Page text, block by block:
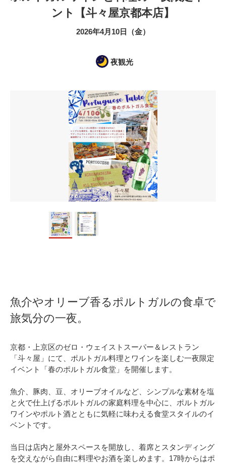
ント【斗々屋京都本店】
2026年4月10日（金）
夜観光
魚介やオリーブ香るポルトガルの食卓で
旅気分の一夜。
京都・上京区のゼロ・ウェイストスーパー＆レストラン
「斗々屋」にて、ポルトガル料理とワインを楽しむ一夜限定
イベント「春のポルトガル食堂」を開催します。
魚介、豚肉、豆、オリーブオイルなど、シンプルな素材を塩
と火で仕上げるポルトガルの家庭料理を中心に、ポルトガル
ワインやポルト酒とともに気軽に味わえる食堂スタイルのイ
ベントです。
当日は店内と屋外スペースを開放し、着席とスタンディング
を交えながら自由に料理やお酒を楽しめます。17時からはポ